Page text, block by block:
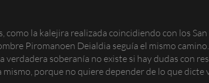
la kalejira realizada coincidiendo con los
Piromanoen Deialdia seguía el mismo
soberanía no existe si hay dudas con
porque no quiere depender de lo que dicte